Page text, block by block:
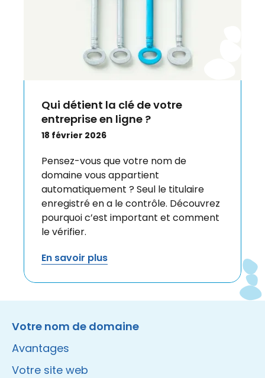
Qui détient la clé de votre
entreprise en ligne ?
18 février 2026
Pensez-vous que votre nom de
domaine vous appartient
automatiquement ? Seul le titulaire
enregistré en a le contrôle. Découvrez
pourquoi c’est important et comment
le vérifier.
En savoir plus
Votre nom de domaine
Avantages
Votre site web